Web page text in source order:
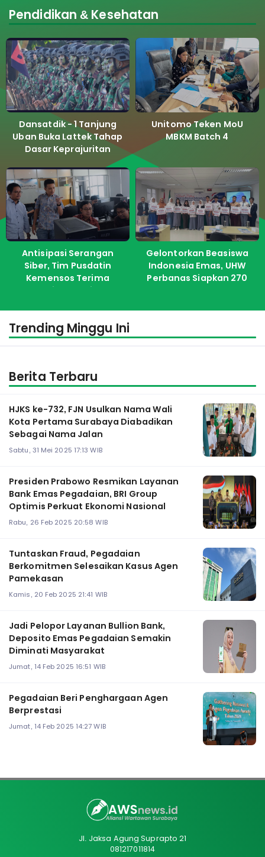
Pendidikan & Kesehatan
Dansatdik - 1 Tanjung
Uban Buka Lattek Tahap
Dasar Keprajuritan
Unitomo Teken MoU
MBKM Batch 4
Antisipasi Serangan
Siber, Tim Pusdatin
Kemensos Terima
Pelatihan dari ITS
Gelontorkan Beasiswa
Indonesia Emas, UHW
Perbanas Siapkan 270
Trending Minggu Ini
Berita Terbaru
HJKS ke-732, FJN Usulkan Nama Wali
Kota Pertama Surabaya Diabadikan
Sebagai Nama Jalan
Sabtu, 31 Mei 2025 17:13 WIB
Presiden Prabowo Resmikan Layanan
Bank Emas Pegadaian, BRI Group
Optimis Perkuat Ekonomi Nasional
Rabu, 26 Feb 2025 20:58 WIB
Tuntaskan Fraud, Pegadaian
Berkomitmen Selesaikan Kasus Agen
Pamekasan
Kamis, 20 Feb 2025 21:41 WIB
Jadi Pelopor Layanan Bullion Bank,
Deposito Emas Pegadaian Semakin
Diminati Masyarakat
Jumat, 14 Feb 2025 16:51 WIB
Pegadaian Beri Penghargaan Agen
Berprestasi
Jumat, 14 Feb 2025 14:27 WIB
Jl. Jaksa Agung Suprapto 21
081217011814